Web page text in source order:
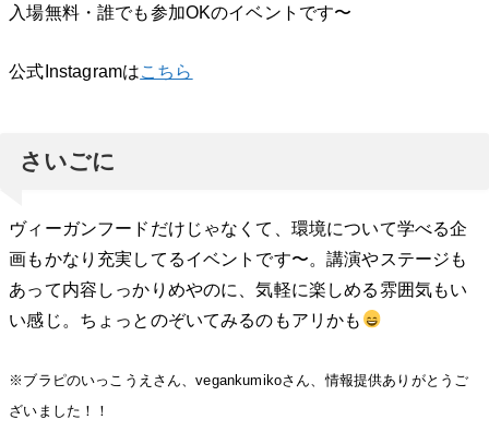
入場無料・誰でも参加OKのイベントです〜
公式Instagramはこちら
さいごに
ヴィーガンフードだけじゃなくて、環境について学べる企
画もかなり充実してるイベントです〜。講演やステージも
あって内容しっかりめやのに、気軽に楽しめる雰囲気もい
い感じ。ちょっとのぞいてみるのもアリかも
※ブラピのいっこうえさん、vegankumikoさん、情報提供ありがとうご
ざいました！！